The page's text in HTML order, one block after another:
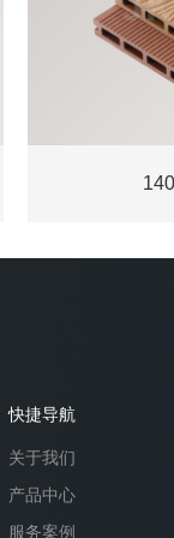
快捷导航
关于我们
产品中心
服务案例